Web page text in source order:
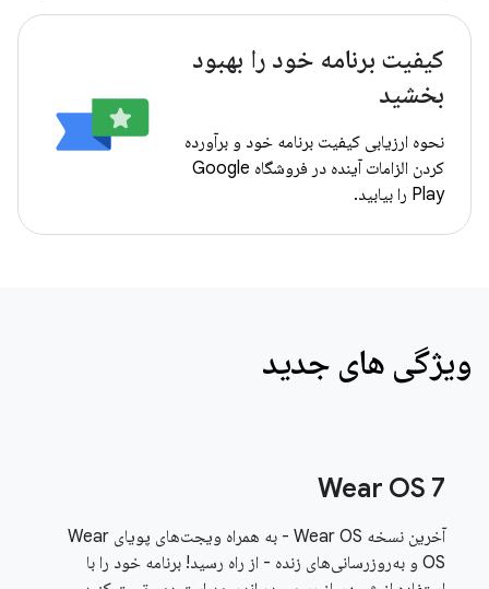
کیفیت برنامه خود را بهبود
بخشید
نحوه ارزیابی کیفیت برنامه خود و برآورده
کردن الزامات آینده در فروشگاه Google
Play را بیابید.
ویژگی های جدید
Wear OS 7
آخرین نسخه Wear OS - به همراه ویجت‌های پویای Wear
OS و به‌روزرسانی‌های زنده - از راه رسید! برنامه خود را با